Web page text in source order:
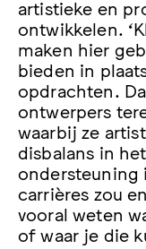
artistieke en
ontwikkelen.
maken hier
bieden in
opdrachten.
ontwerpers
waarbij ze
disbalans in
ondersteuning
carrières zou
vooral weten
of waar je die